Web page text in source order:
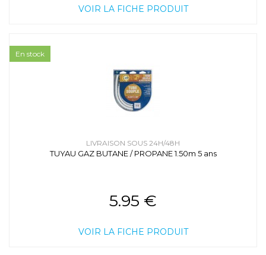
VOIR LA FICHE PRODUIT
LIVRAISON SOUS 24H/48H
TUYAU GAZ BUTANE / PROPANE 1.50m 5 ans
5.95 €
VOIR LA FICHE PRODUIT
En stock